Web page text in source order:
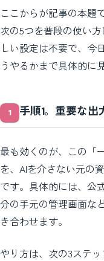
ここからが記事の本題
次の5つを普段の使い
しい設定は不要で、今
うやるかまで具体的に
手順1。重要な
最も効くのが、この「
を、AIを介さない元の
です。具体的には、公
分の手元の管理画面な
き合わせます。
やり方は、次の3ステッ